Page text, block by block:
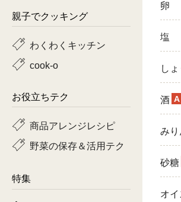
卵
塩
し
酒 A
みり
砂糖
オ
親子でクッキング
わくわくキッチン
cook-o
お役立ちテク
商品アレンジレシピ
野菜の保存＆活用テク
特集